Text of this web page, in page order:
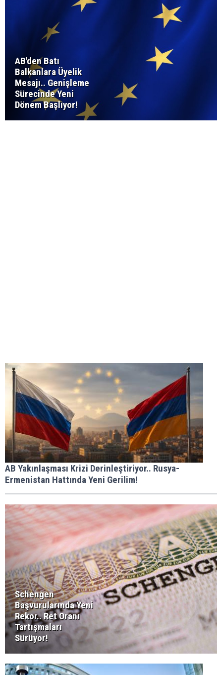
AB'den Batı
Balkanlara Üyelik
Mesajı.. Genişleme
Sürecinde Yeni
Dönem Başlıyor!
AB Yakınlaşması Krizi Derinleştiriyor.. Rusya-
Ermenistan Hattında Yeni Gerilim!
Schengen
Başvurularında Yeni
Rekor.. Ret Oranı
Tartışmaları
Sürüyor!